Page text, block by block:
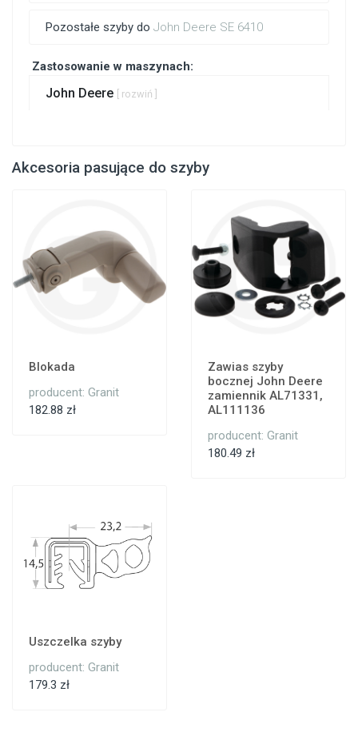
Pozostałe szyby do John Deere SE 6410
Zastosowanie w maszynach:
John Deere [ rozwiń ]
Akcesoria pasujące do szyby
Blokada
producent: Granit
182.88 zł
Zawias szyby
bocznej John Deere
zamiennik AL71331,
AL111136
producent: Granit
180.49 zł
Uszczelka szyby
producent: Granit
179.3 zł